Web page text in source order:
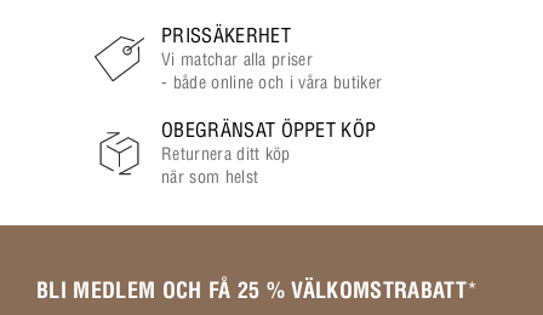
PRISSÄKERHET
Vi matchar alla priser
- både online och i våra butiker
OBEGRÄNSAT ÖPPET KÖP
Returnera ditt köp
när som helst
BLI MEDLEM OCH FÅ 25 % VÄLKOMSTRABATT*